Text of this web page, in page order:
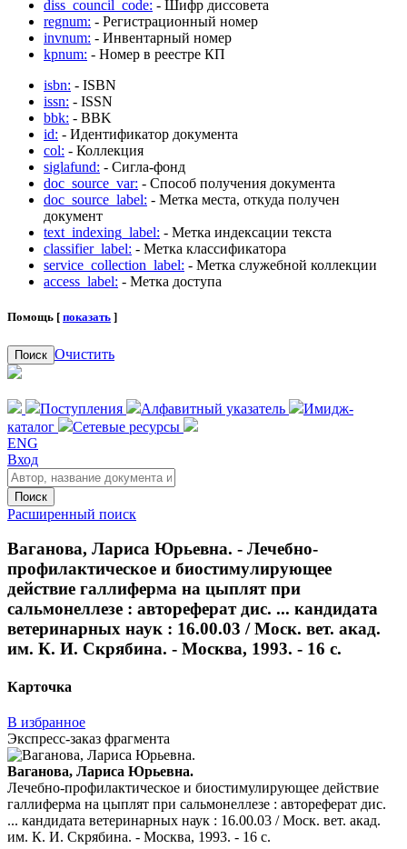
diss_council_code: - Шифр диссовета
regnum: - Регистрационный номер
invnum: - Инвентарный номер
kpnum: - Номер в реестре КП
isbn: - ISBN
issn: - ISSN
bbk: - BBK
id: - Идентификатор документа
col: - Коллекция
siglafund: - Сигла-фонд
doc_source_var: - Способ получения документа
doc_source_label: - Метка места, откуда получен
документ
text_indexing_label: - Метка индексации текста
classifier_label: - Метка классификатора
service_collection_label: - Метка служебной коллекции
access_label: - Метка доступа
Помощь [ показать ]
Поиск Очистить
Поступления Алфавитный указатель
Имидж-
каталог
Сетевые ресурсы
ENG
Вход
Поиск
Расширенный поиск
Ваганова, Лариса Юрьевна. - Лечебно-
профилактическое и биостимулирующее
действие галлиферма на цыплят при
сальмонеллезе : автореферат дис. ... кандидата
ветеринарных наук : 16.00.03 / Моск. вет. акад.
им. К. И. Скрябина. - Москва, 1993. - 16 с.
Карточка
В избранное
Экспресс-заказ фрагмента
Ваганова, Лариса Юрьевна.
Лечебно-профилактическое и биостимулирующее действие
галлиферма на цыплят при сальмонеллезе : автореферат дис.
... кандидата ветеринарных наук : 16.00.03 / Моск. вет. акад.
им. К. И. Скрябина. - Москва, 1993. - 16 с.